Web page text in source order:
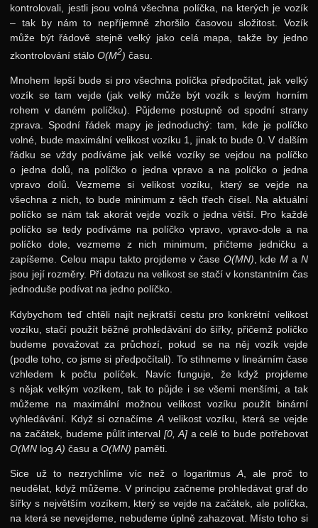
kontrolovali, jestli jsou volná všechna políčka, na kterých je vozík
– tak by nám to nepříjemně zhoršilo časovou složitost. Vozík
může být řádově stejně velký jako celá mapa, takže by jedno
zkontrolování stáloO(M2) času.
Mnohem lepší bude si pro všechna políčka předpočítat, jak velký
vozík se tam vejde (jak velký může být vozík s levým horním
rohem v daném políčku). Půjdeme postupně od spodní strany
zprava. Spodní řádek mapy je jednoduchý: tam, kde je políčko
volné, bude maximální velikost vozíku 1, jinak to bude 0. V dalším
řádku se vždy podíváme jak velké vozíky se vejdou na políčko
o jedna dolů, na políčko o jedna vpravo a na políčko o jedna
vpravo dolů. Vezmeme si velikost vozíku, který se vejde na
všechna z nich, to bude minimum z těch třech čísel. Na aktuální
políčko se nám tak akorát vejde vozík o jedna větší. Pro každé
políčko se tedy podíváme na políčko vpravo, vpravo-dole a na
políčko dole, vezmeme z nich minimum, přičteme jedničku a
zapíšeme. Celou mapu takto projdeme v čase O(MN), kdeM a N
jsou její rozměry. Při dotazu na velikost se stačí v konstantním čas
jednoduše podívat na jedno políčko.
Kdybychom teď chtěli najít nejkratší cestu pro konkrétní velikost
vozíku, stačí použít běžné prohledávání do šířky, přičemž políčko
budeme považovat za průchozí, pokud se na něj vozík vejde
(podle toho, co jsme si předpočítali). To stihneme v lineárním čase
vzhledem k počtu políček. Navíc funguje, že když projdeme
s nějak velkým vozíkem, tak to půjde i se všemi menšími, a tak
můžeme na maximální možnou velikost vozíku použít binární
vyhledávání. Když si označíme Avelikost vozíku, která se vejde
na začátek, budeme půlit interval[0, A]a celé to bude potřebovat
O(MN log A) času aO(MN) paměti.
Sice už to nezrychlíme víc než o logaritmusA, ale proč to
neudělat, když můžeme. V principu začneme prohledávat graf do
šířky s největším vozíkem, který se vejde na začátek, ale políčka,
na která se nevejdeme, nebudeme úplně zahazovat. Místo toho si
Zadání 2. série
Řešení
Výsledky
Zadání 3. série
Řešení
Výsledky
Zadání 4. série
Řešení
Výsledky
Zadání 5. série
Řešení
Výsledky
Základní algoritmy
Binární vyhledávání
Geometrie
Toky v sítích
Teorie čísel
29. ročník: 16/17
28. ročník: 15/16
27. ročník: 14/15
26. ročník: 13/14